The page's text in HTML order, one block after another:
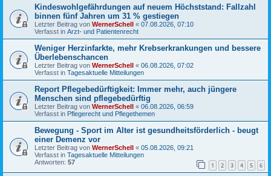
Kindeswohlgefährdungen auf neuem Höchststand: Fallzahl
binnen fünf Jahren um 31 % gestiegen
Letzter Beitrag von WernerSchell « 07.08.2026, 07:10
Verfasst in Arzt- und Patientenrecht
Weniger Herzinfarkte, mehr Krebserkrankungen und bessere
Überlebenschancen
Letzter Beitrag von WernerSchell « 06.08.2026, 07:02
Verfasst in Tagesaktuelle Mitteilungen
Report Pflegebedürftigkeit: Immer mehr, auch jüngere
Menschen sind pflegebedürftig
Letzter Beitrag von WernerSchell « 06.08.2026, 06:59
Verfasst in Pflegerecht und Pflegethemen
Bewegung - Sport im Alter ist gesundheitsförderlich - beugt
einer Demenz vor
Letzter Beitrag von WernerSchell « 05.08.2026, 09:21
Verfasst in Tagesaktuelle Mitteilungen
Antworten: 57 1 2 3 4 5 6